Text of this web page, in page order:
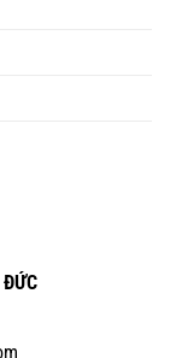
ĐỨC